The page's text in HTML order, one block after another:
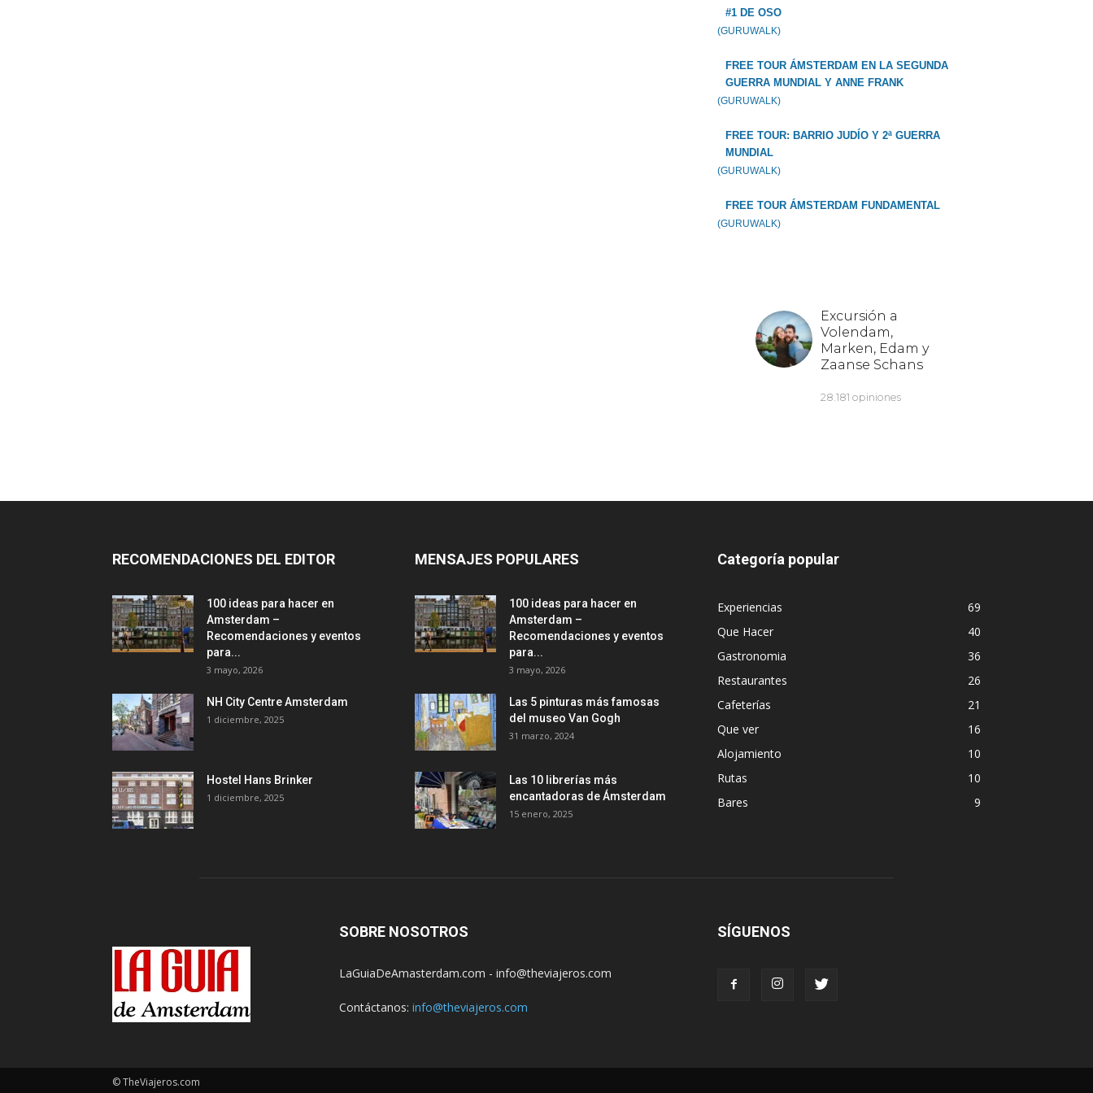
#1 DE OSO
(GURUWALK)
FREE TOUR ÁMSTERDAM EN LA SEGUNDA
GUERRA MUNDIAL Y ANNE FRANK
(GURUWALK)
FREE TOUR: BARRIO JUDÍO Y 2ª GUERRA
MUNDIAL
(GURUWALK)
FREE TOUR ÁMSTERDAM FUNDAMENTAL
(GURUWALK)
RECOMENDACIONES DEL EDITOR
100 ideas para hacer en
Amsterdam –
Recomendaciones y eventos
para...
3 mayo, 2026
NH City Centre Amsterdam
1 diciembre, 2025
Hostel Hans Brinker
1 diciembre, 2025
MENSAJES POPULARES
100 ideas para hacer en
Amsterdam –
Recomendaciones y eventos
para...
3 mayo, 2026
Las 5 pinturas más famosas
del museo Van Gogh
31 marzo, 2024
Las 10 librerías más
encantadoras de Ámsterdam
15 enero, 2025
Categoría popular
Experiencias
69
Que Hacer
40
Gastronomia
36
Restaurantes
26
Cafeterías
21
Que ver
16
Alojamiento
10
Rutas
10
Bares
9
SOBRE NOSOTROS
LaGuiaDeAmasterdam.com - info@theviajeros.com
Contáctanos: info@theviajeros.com
SÍGUENOS
© TheViajeros.com